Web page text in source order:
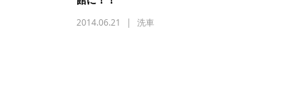
2014.06.21 洗車